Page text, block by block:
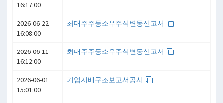
16:17:00
2026-06-22
16:08:00
최대주주등소유주식변동신고서
2026-06-11
16:12:00
최대주주등소유주식변동신고서
2026-06-01
15:01:00
기업지배구조보고서공시